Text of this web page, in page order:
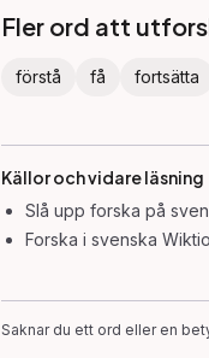
Fler ord att
förstå få fortsätta
Källor och vidare läsning
Slå upp forska på
Forska i svenska
Saknar du ett ord eller en